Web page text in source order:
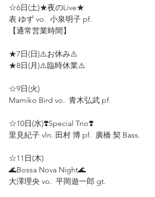
☆6日(土)★夜のLive★
表 ゆず vo.  小泉明子 pf.
【通常営業時間】
★7日(日)⚠️お休み⚠️
★8日(月)⚠️臨時休業⚠️
☆9日(火)
Mamiko Bird vo.  青木弘武 pf.
☆10日(水)❣️Special Trio❣️
里見紀子 vln. 田村 博 pf.  廣橋 契 Bass.
☆11日(木)
🌊Bossa Nova Night🌊
大澤理央 vo.  平岡遊一郎 gt.